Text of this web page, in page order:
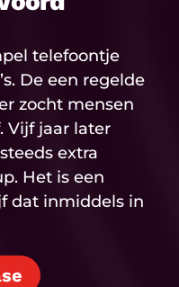
telefoontje
De een regelde
zocht mensen
Vijf jaar later
extra
Het is een
dat inmiddels in